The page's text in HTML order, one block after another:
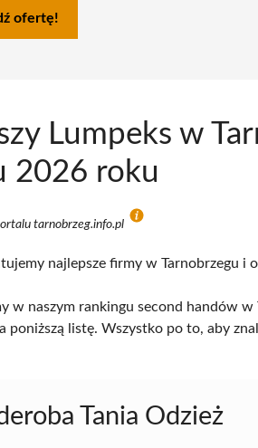
ofertę!
Lumpeks w
2026 roku
tarnobrzeg.info.pl
najlepsze firmy w Tarnobrzegu i
w naszym rankingu second handów
poniższą listę. Wszystko po to, aby
Tania Odzież